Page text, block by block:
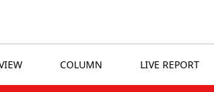
COLUMN LIVE REPORT